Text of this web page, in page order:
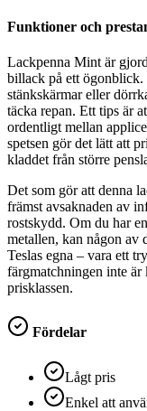
Funktioner och
Lackpenna Mint är
billack på ett
stänkskärmar eller
täcka repan. Ett tips är
ordentligt mellan
spetsen gör det lätt att
kladdet från större
Det som gör att denna
främst avsaknaden av
rostskydd. Om du har
metallen, kan någon av
Teslas egna – vara ett
färgmatchningen inte
prisklassen.
Fördelar
Lågt pris
Enkel att